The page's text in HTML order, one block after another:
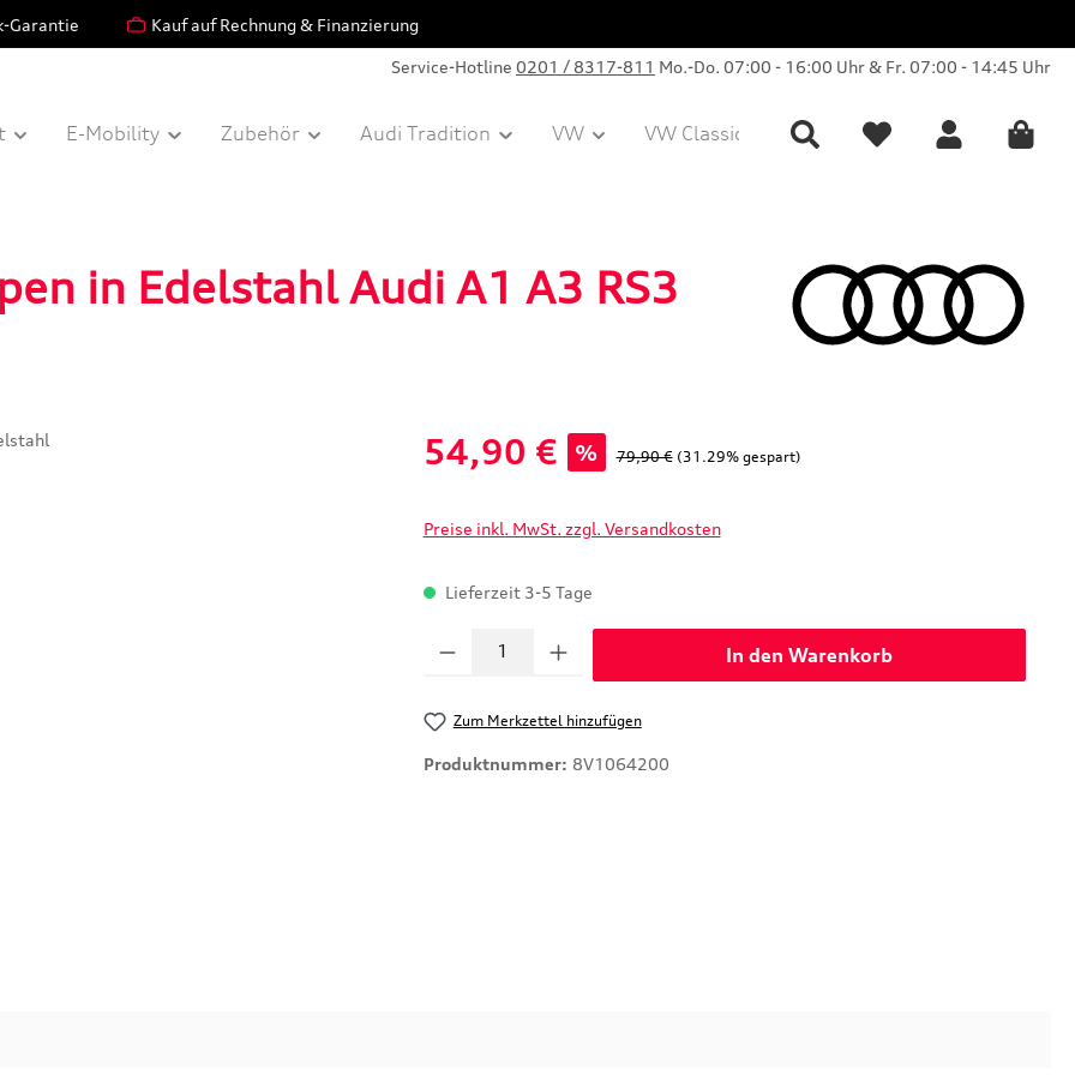
Garantie Kauf auf Rechnung & Finanzierung
Service-Hotline 0201 / 8317-811 Mo.-Do. 07:00 - 16:00 Uhr & Fr. 07:00 - 14:45 Uhr
E-Mobility Zubehör Audi Tradition VW VW Classic Parts Sale Collection
in Edelstahl Audi A1 A3 RS3
Verkaufspreis:
54,90 € % Regulärer Preis:
79,90 € (31.29% gespart)
Preise inkl. MwSt. zzgl. Versandkosten
Lieferzeit 3-5 Tage
Produkt Anzahl: Gib den gewünschten Wert ein oder benutze die Schaltflächen um
In den Warenkorb
Zum Merkzettel hinzufügen
Produktnummer: 8V1064200